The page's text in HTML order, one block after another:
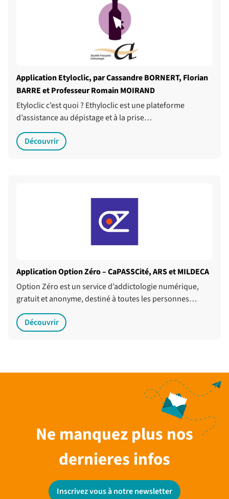
Application Etyloclic, par Cassandre BORNERT, Florian
BARRE et Professeur Romain MOIRAND
Etyloclic c’est quoi ? Ethyloclic est une plateforme
d’assistance au dépistage et à la prise…
Découvrir
Application Option Zéro – CaPASSCité, ARS et MILDECA
Option Zéro est un service d’addictologie numérique,
gratuit et anonyme, destiné à toutes les personnes…
Découvrir
Ne manquez plus nos
dernieres infos
Inscrivez vous à notre newsletter